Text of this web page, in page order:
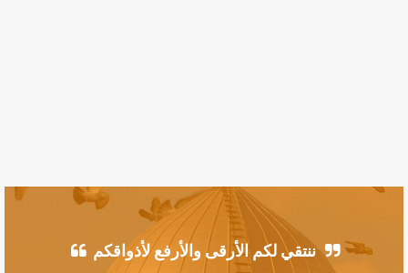
ننتقي لكم الأرقى والأرفع لأذواقكم